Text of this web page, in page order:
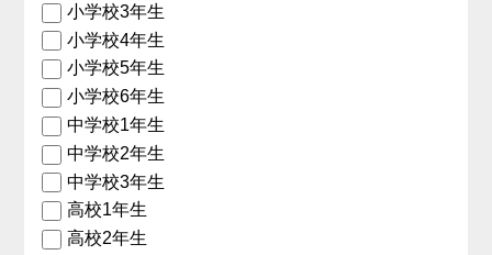
小学校3年生
小学校4年生
小学校5年生
小学校6年生
中学校1年生
中学校2年生
中学校3年生
高校1年生
高校2年生